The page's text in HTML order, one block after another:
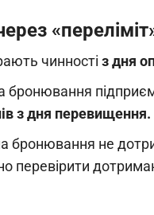
чинності з дня
бронювання
з дня перевищення.
бронювання не
перевірити